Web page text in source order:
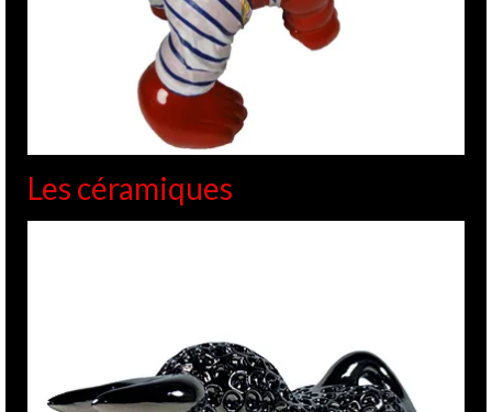
Les céramiques